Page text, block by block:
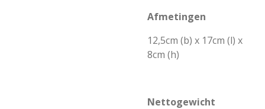
Afmetingen
12,5cm (b) x 17cm (l) x
8cm (h)
Nettogewicht